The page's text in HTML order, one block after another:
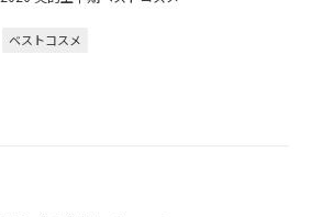
ベストコスメ